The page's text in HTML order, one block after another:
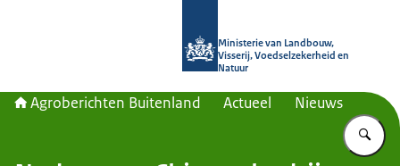
Ministerie van Landbouw,
Visserij, Voedselzekerheid en
Natuur
Agroberichten Buitenland Actueel Nieuws